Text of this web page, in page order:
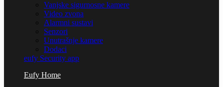
Vanjske sigurnosne kamere
Video zvona
Alarmni sustavi
Senzori
Unutrašnje kamere
Dodaci
eufy Security app
Eufy Home